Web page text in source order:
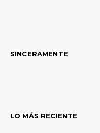
SINCERAMENTE
LO MÁS RECIENTE